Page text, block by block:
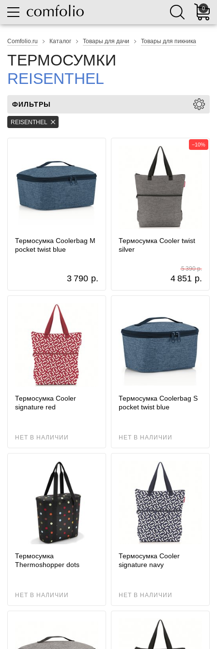
0
Comfolio.ru Каталог Товары для дачи Товары для пикника
ТЕРМОСУМКИ
REISENTHEL
ФИЛЬТРЫ
REISENTHEL
Термосумка Coolerbag M
pocket twist blue
3 790 р.
Термосумка Cooler twist
silver
4 851 р.
5 390 р.
−10%
Термосумка Cooler
signature red
НЕТ В НАЛИЧИИ
Термосумка Coolerbag S
pocket twist blue
НЕТ В НАЛИЧИИ
Термоcумка
Thermoshopper dots
НЕТ В НАЛИЧИИ
Термосумка Cooler
signature navy
НЕТ В НАЛИЧИИ